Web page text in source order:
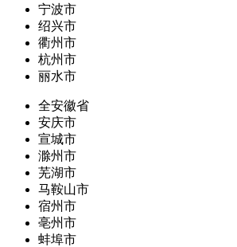
宁波市
绍兴市
衢州市
杭州市
丽水市
全安徽省
安庆市
宣城市
滁州市
芜湖市
马鞍山市
宿州市
亳州市
蚌埠市